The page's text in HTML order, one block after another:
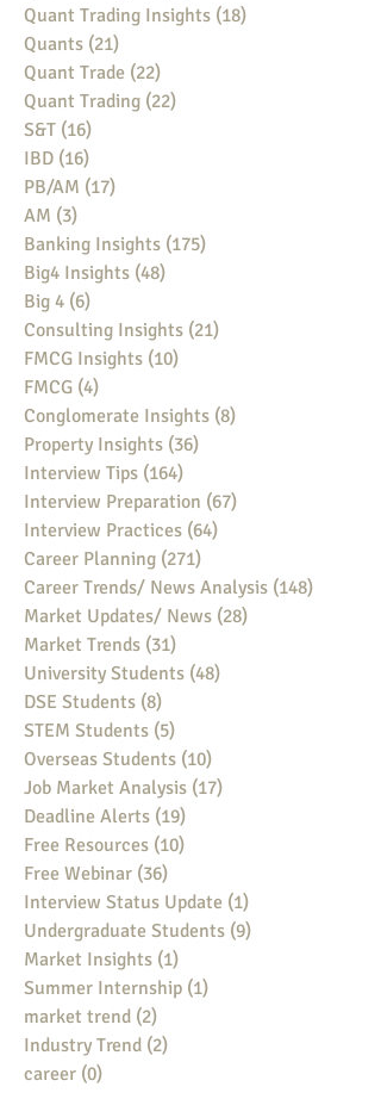
Quant Trading Insights (18)
Quants (21)
Quant Trade (22)
Quant Trading (22)
S&T (16)
IBD (16)
PB/AM (17)
AM (3)
Banking Insights (175)
Big4 Insights (48)
Big 4 (6)
Consulting Insights (21)
FMCG Insights (10)
FMCG (4)
Conglomerate Insights (8)
Property Insights (36)
Interview Tips (164)
Interview Preparation (67)
Interview Practices (64)
Career Planning (271)
Career Trends/ News Analysis (148)
Market Updates/ News (28)
Market Trends (31)
University Students (48)
DSE Students (8)
STEM Students (5)
Overseas Students (10)
Job Market Analysis (17)
Deadline Alerts (19)
Free Resources (10)
Free Webinar (36)
Interview Status Update (1)
Undergraduate Students (9)
Market Insights (1)
Summer Internship (1)
market trend (2)
Industry Trend (2)
career (0)